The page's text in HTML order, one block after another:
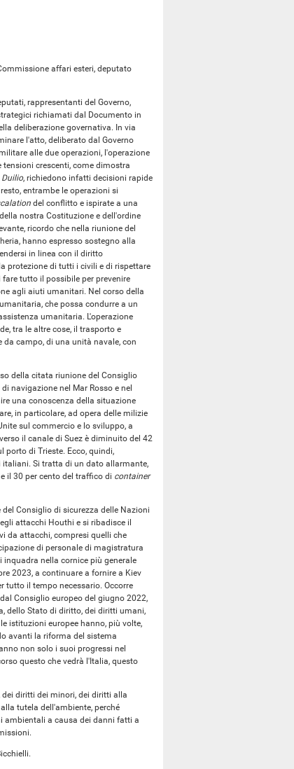
affari esteri, deputato
rappresentanti del Governo,
richiamati dal Documento in
deliberazione governativa. In via
l'atto, deliberato dal Governo
alle due operazioni, l'operazione
tensioni crescenti, come dimostra
Duilio, richiedono infatti decisioni rapide
entrambe le operazioni si
del conflitto e ispirate a una
nostra Costituzione e dell'ordine
ricordo che nella riunione del
hanno espresso sostegno alla
in linea con il diritto
protezione di tutti i civili e di rispettare
tutto il possibile per prevenire
agli aiuti umanitari. Nel corso della
che possa condurre a un
umanitaria. L'operazione
tra le altre cose, il trasporto e
campo, di una unità navale, con
della citata riunione del Consiglio
navigazione nel Mar Rosso e nel
una conoscenza della situazione
in particolare, ad opera delle milizie
sul commercio e lo sviluppo, a
il canale di Suez è diminuito del 42
porto di Trieste. Ecco, quindi,
Si tratta di un dato allarmante,
il 30 per cento del traffico di container
Consiglio di sicurezza delle Nazioni
attacchi Houthi e si ribadisce il
da attacchi, compresi quelli che
di personale di magistratura
inquadra nella cornice più generale
2023, a continuare a fornire a Kiev
tutto il tempo necessario. Occorre
Consiglio europeo del giugno 2022,
dello Stato di diritto, dei diritti umani,
istituzioni europee hanno, più volte,
avanti la riforma del sistema
non solo i suoi progressi nel
questo che vedrà l'Italia, questo
diritti dei minori, dei diritti alla
tutela dell'ambiente, perché
ambientali a causa dei danni fatti a